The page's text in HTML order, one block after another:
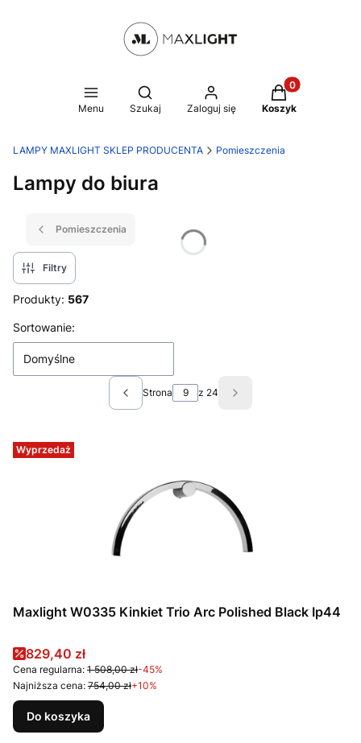
Menu
Otwórz wyszukiwarkę
Szukaj Zaloguj się
Produkty w
Koszyk
LAMPY MAXLIGHT SKLEP PRODUCENTA Pomieszczenia
Lampy do biura
Pomieszczenia
Filtry
Produkty: 567
Lista produktów
Sortowanie:
Domyślne
Poprzednie produkty
Strona z 24 Następne produkty
Wyprzedaż
Maxlight W0335 Kinkiet Trio Arc Polished Black Ip44
Cena promocyjna
829,40 zł
Cena regularna: 1 508,00 zł-45%
Najniższa cena: 754,00 zł+10%
Do koszyka